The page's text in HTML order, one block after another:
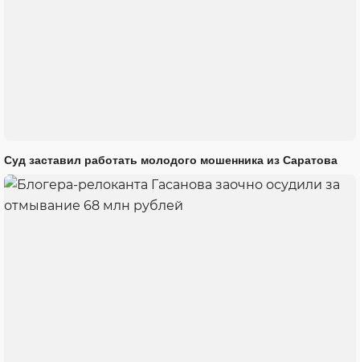
Суд заставил работать молодого мошенника из Саратова